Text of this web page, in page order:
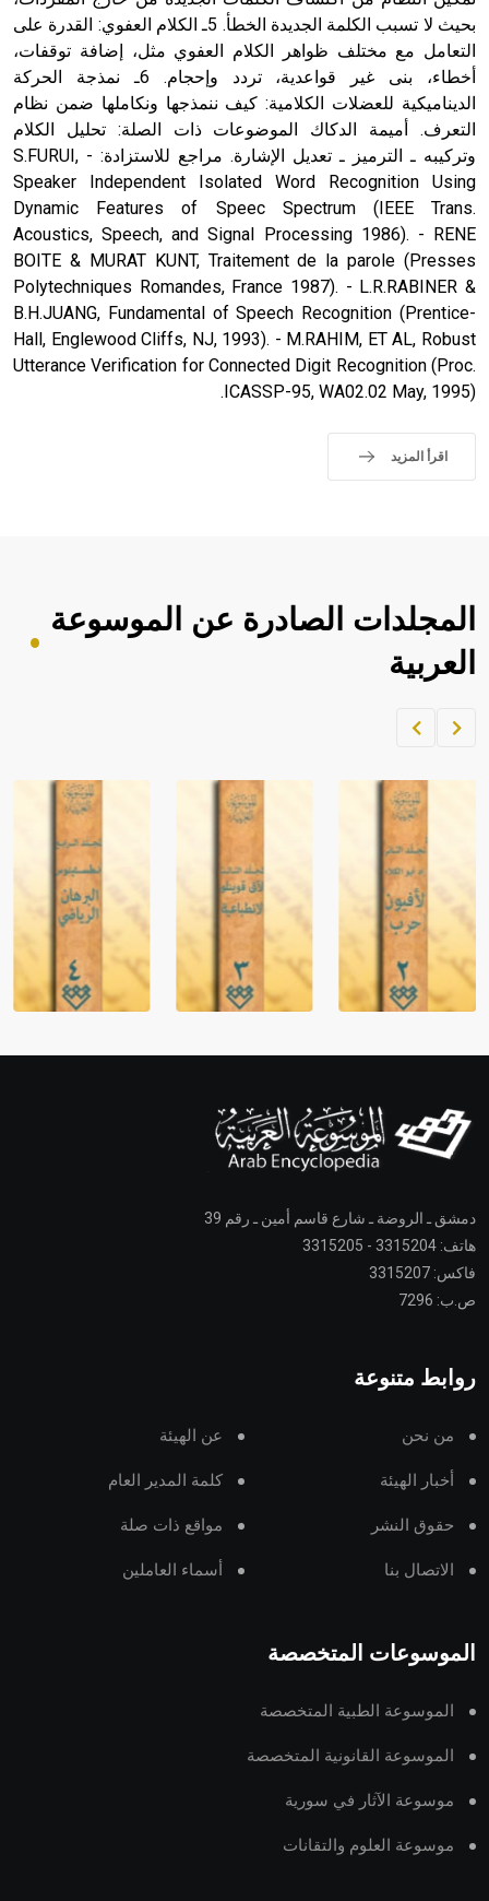
بحيث لا تسبب الكلمة الجديدة الخطأ. 5ـ الكلام العفوي: القدرة على
التعامل مع مختلف ظواهر الكلام العفوي مثل، إضافة توقفات،
أخطاء، بنى غير قواعدية، تردد وإحجام. 6ـ نمذجة الحركة
الديناميكية للعضلات الكلامية: كيف ننمذجها ونكاملها ضمن نظام
التعرف. أميمة الدكاك الموضوعات ذات الصلة: تحليل الكلام
وتركيبه ـ الترميز ـ تعديل الإشارة. مراجع للاستزادة: - S.FURUI,
Speaker Independent Isolated Word Recognition Using
Dynamic Features of Speec Spectrum (IEEE Trans.
Acoustics, Speech, and Signal Processing 1986). - RENE
BOITE & MURAT KUNT, Traitement de la parole (Presses
Polytechniques Romandes, France 1987). - L.R.RABINER &
B.H.JUANG, Fundamental of Speech Recognition (Prentice-
Hall, Englewood Cliffs, NJ, 1993). - M.RAHIM, ET AL, Robust
Utterance Verification for Connected Digit Recognition (Proc.
ICASSP-95, WA02.02 May, 1995).
اقرأ المزيد
المجلدات الصادرة عن الموسوعة
العربية
دمشق ـ الروضة ـ شارع قاسم أمين ـ رقم 39
هاتف: 3315204 - 3315205
فاكس: 3315207
ص.ب: 7296
روابط متنوعة
من نحن عن الهيئة
أخبار الهيئة كلمة المدير العام
حقوق النشر مواقع ذات صلة
الاتصال بنا أسماء العاملين
الموسوعات المتخصصة
الموسوعة الطبية المتخصصة
الموسوعة القانونية المتخصصة
موسوعة الآثار في سورية
موسوعة العلوم والتقانات